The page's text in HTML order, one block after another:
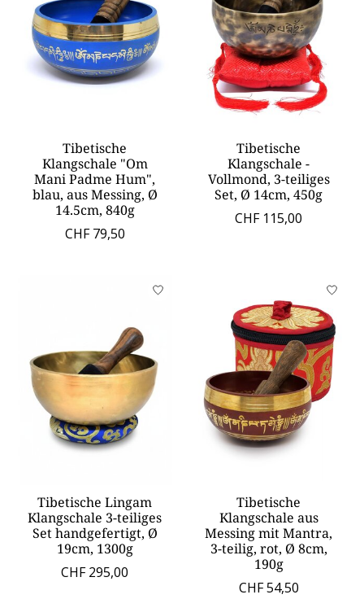
Tibetische
Klangschale "Om
Mani Padme Hum",
blau, aus Messing, Ø
14.5cm, 840g
CHF 79,50
Tibetische
Klangschale -
Vollmond, 3-teiliges
Set, Ø 14cm, 450g
CHF 115,00
Tibetische Lingam
Klangschale 3-teiliges
Set handgefertigt, Ø
19cm, 1300g
CHF 295,00
Tibetische
Klangschale aus
Messing mit Mantra,
3-teilig, rot, Ø 8cm,
190g
CHF 54,50